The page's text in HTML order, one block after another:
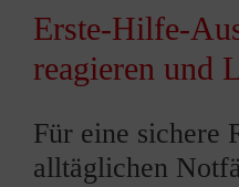
Erste-Hilfe-
reagieren und
Für eine sichere
alltäglichen